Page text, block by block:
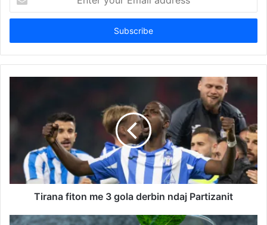
your
Email
Tirana fiton me 3 gola derbin ndaj Partizanit